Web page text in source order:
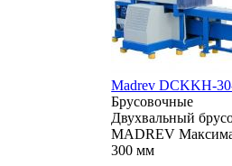
Madrev DCKKH-
Брусовочные
Двухвальный
MADREV
300 мм